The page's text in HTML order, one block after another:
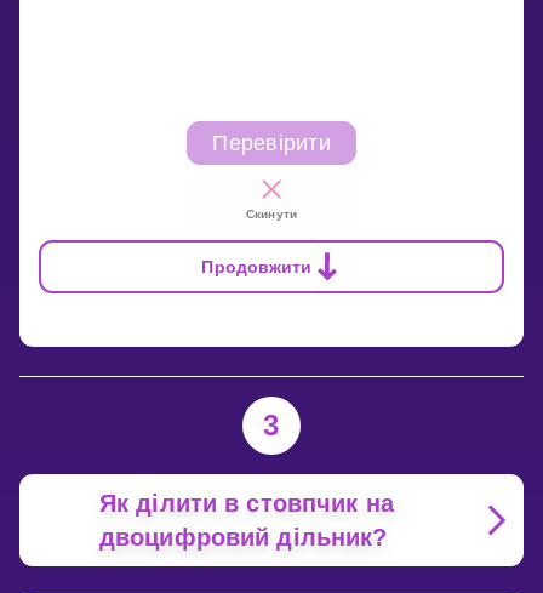
Перевірити
Скинути
Продовжити
3
Як ділити в стовпчик на
двоцифровий дільник?